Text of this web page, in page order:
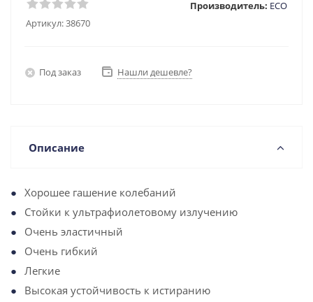
Артикул:38670
Производитель: ECO
Под заказ Нашли дешевле?
Описание
Хорошее гашение колебаний
Стойки к ультрафиолетовому излучению
Очень эластичный
Очень гибкий
Легкие
Высокая устойчивость к истиранию